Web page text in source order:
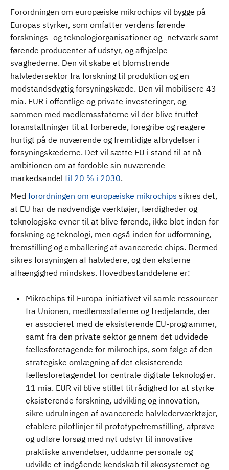
Forordningen om europæiske mikrochips vil bygge på
Europas styrker, som omfatter verdens førende
forsknings- og teknologiorganisationer og -netværk samt
førende producenter af udstyr, og afhjælpe
svaghederne. Den vil skabe et blomstrende
halvledersektor fra forskning til produktion og en
modstandsdygtig forsyningskæde. Den vil mobilisere 43
mia. EUR i offentlige og private investeringer, og
sammen med medlemsstaterne vil der blive truffet
foranstaltninger til at forberede, foregribe og reagere
hurtigt på de nuværende og fremtidige afbrydelser i
forsyningskæderne. Det vil sætte EU i stand til at nå
ambitionen om at fordoble sin nuværende
markedsandel til 20 % i 2030.
Med forordningen om europæiske mikrochips sikres det,
at EU har de nødvendige værktøjer, færdigheder og
teknologiske evner til at blive førende, ikke blot inden for
forskning og teknologi, men også inden for udformning,
fremstilling og emballering af avancerede chips. Dermed
sikres forsyningen af halvledere, og den eksterne
afhængighed mindskes. Hovedbestanddelene er:
Mikrochips til Europa-initiativet vil samle ressourcer
fra Unionen, medlemsstaterne og tredjelande, der
er associeret med de eksisterende EU-programmer,
samt fra den private sektor gennem det udvidede
fællesforetagende for mikrochips, som følge af den
strategiske omlægning af det eksisterende
fællesforetagendet for centrale digitale teknologier.
11 mia. EUR vil blive stillet til rådighed for at styrke
eksisterende forskning, udvikling og innovation,
sikre udrulningen af avancerede halvlederværktøjer,
etablere pilotlinjer til prototypefremstilling, afprøve
og udføre forsøg med nyt udstyr til innovative
praktiske anvendelser, uddanne personale og
udvikle et indgående kendskab til økosystemet og